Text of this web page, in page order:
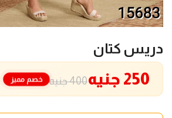
دريس كتان
400 جنيه 250 جنيه خصم مميز